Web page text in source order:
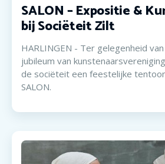
SALON – Expositie &
bij Sociëteit Zilt
HARLINGEN - Ter gelegenheid
jubileum van
de sociëteit een feestelijke
SALON.